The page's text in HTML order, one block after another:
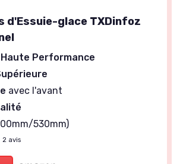
d'Essuie-glace TXDinfoz
Haute Performance
avec l'avant
530mm)
2 avis